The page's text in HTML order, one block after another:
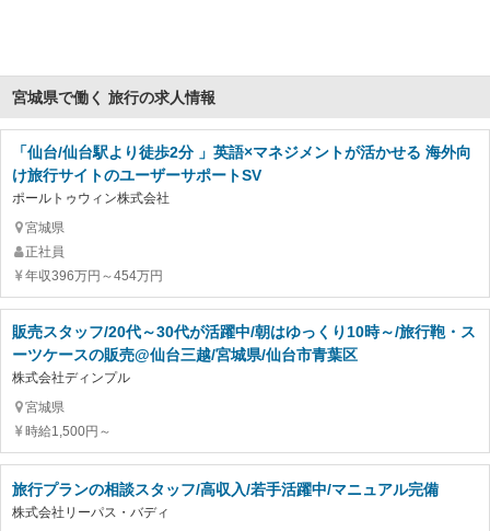
宮城県で働く 旅行の求人情報
「仙台/仙台駅より徒歩2分 」英語×マネジメントが活かせる 海外向
け旅行サイトのユーザーサポートSV
ポールトゥウィン株式会社
宮城県
正社員
年収396万円～454万円
販売スタッフ/20代～30代が活躍中/朝はゆっくり10時～/旅行鞄・ス
ーツケースの販売@仙台三越/宮城県/仙台市青葉区
株式会社ディンプル
宮城県
時給1,500円～
旅行プランの相談スタッフ/高収入/若手活躍中/マニュアル完備
株式会社リーパス・バディ